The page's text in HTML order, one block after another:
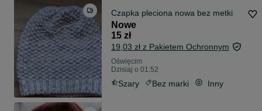
Czapka pleciona nowa bez metki
Nowe
15 zł
19,03 zł z Pakietem Ochronnym
Oświęcim
Dzisiaj o 01:52
Szary Bez marki Inny